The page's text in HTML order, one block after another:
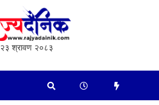
२३ श्रावण २०८३